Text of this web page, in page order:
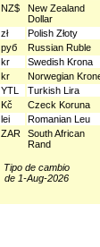
NZ$
New Zealand
Dollar
zł
Polish Złoty
руб
Russian Ruble
kr
Swedish Krona
kr
Norwegian
YTL
Turkish Lira
Kč
Czeck Koruna
lei
Romanian Leu
ZAR
South African
Rand
Tipo de cambio
de 1-Aug-2026